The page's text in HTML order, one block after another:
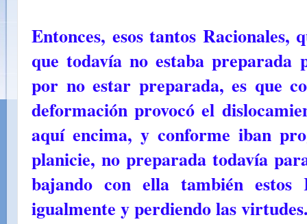
Entonces, esos tantos
que todavía no estaba
por no estar preparada, es que
deformación provocó el
aquí encima, y conforme iban
planicie, no preparada todavía
bajando con ella también estos
igualmente y perdiendo las